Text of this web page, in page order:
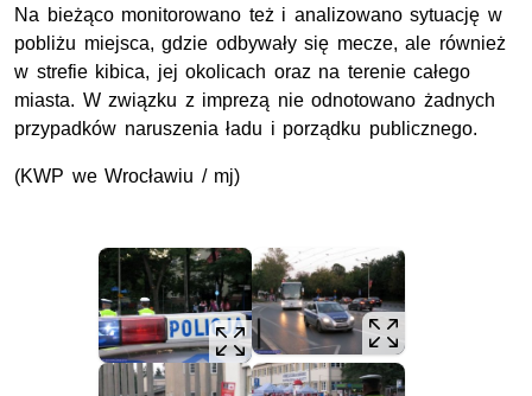
Na bieżąco monitorowano też i analizowano sytuację w
pobliżu miejsca, gdzie odbywały się mecze, ale również
w strefie kibica, jej okolicach oraz na terenie całego
miasta. W związku z imprezą nie odnotowano żadnych
przypadków naruszenia ładu i porządku publicznego.
(KWP we Wrocławiu / mj)